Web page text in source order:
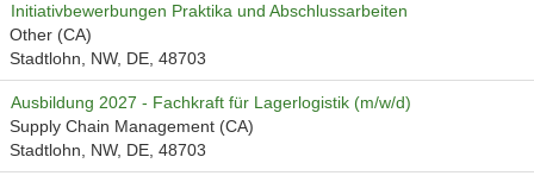
Initiativbewerbungen Praktika und Abschlussarbeiten
Other (CA)
Stadtlohn, NW, DE, 48703
Ausbildung 2027 - Fachkraft für Lagerlogistik (m/w/d)
Supply Chain Management (CA)
Stadtlohn, NW, DE, 48703